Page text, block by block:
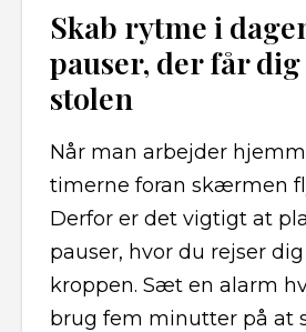
Skab rytme i
pauser, der får
stolen
Når man arbejder
timerne foran skærmen
Derfor er det vigtigt at
pauser, hvor du rejser
kroppen. Sæt en alarm
brug fem minutter på at